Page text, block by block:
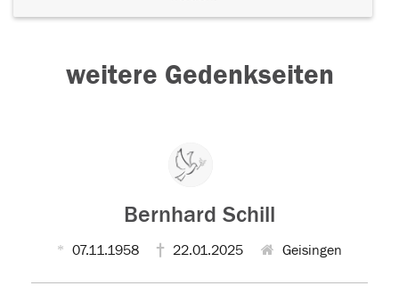
weitere Gedenkseiten
Bernhard Schill
07.11.1958 22.01.2025 Geisingen